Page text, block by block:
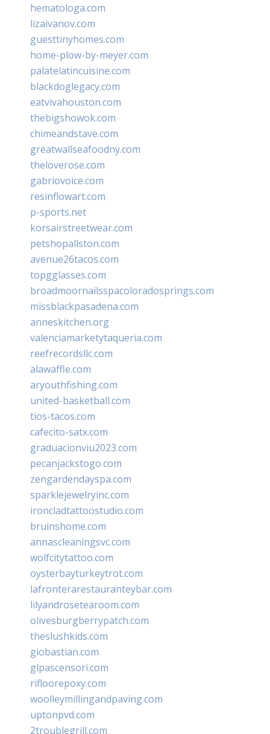
hematologa.com
lizaivanov.com
guesttinyhomes.com
home-plow-by-meyer.com
palatelatincuisine.com
blackdoglegacy.com
eatvivahouston.com
thebigshowok.com
chimeandstave.com
greatwallseafoodny.com
theloverose.com
gabriovoice.com
resinflowart.com
p-sports.net
korsairstreetwear.com
petshopallston.com
avenue26tacos.com
topgglasses.com
broadmoornailsspacoloradosprings.com
missblackpasadena.com
anneskitchen.org
valenciamarketytaqueria.com
reefrecordsllc.com
alawaffle.com
aryouthfishing.com
united-basketball.com
tios-tacos.com
cafecito-satx.com
graduacionviu2023.com
pecanjackstogo.com
zengardendayspa.com
sparklejewelryinc.com
ironcladtattoostudio.com
bruinshome.com
annascleaningsvc.com
wolfcitytattoo.com
oysterbayturkeytrot.com
lafronterarestauranteybar.com
lilyandrosetearoom.com
olivesburgberrypatch.com
theslushkids.com
giobastian.com
glpascensori.com
rifloorepoxy.com
woolleymillingandpaving.com
uptonpvd.com
2troublegrill.com